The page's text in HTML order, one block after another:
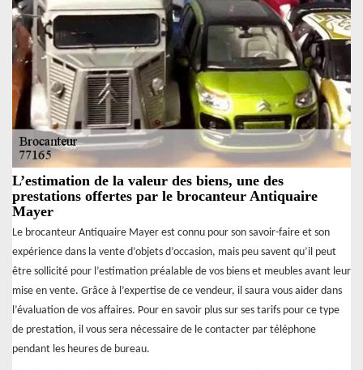
L’estimation de la valeur des biens, une des
prestations offertes par le brocanteur Antiquaire
Mayer
Le brocanteur Antiquaire Mayer est connu pour son savoir-faire et son
expérience dans la vente d’objets d’occasion, mais peu savent qu’il peut
être sollicité pour l’estimation préalable de vos biens et meubles avant leur
mise en vente. Grâce à l’expertise de ce vendeur, il saura vous aider dans
l’évaluation de vos affaires. Pour en savoir plus sur ses tarifs pour ce type
de prestation, il vous sera nécessaire de le contacter par téléphone
pendant les heures de bureau.